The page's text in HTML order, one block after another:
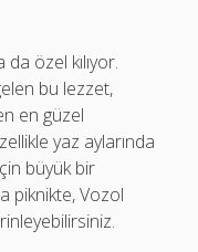
özel kılıyor.
bu lezzet,
en güzel
yaz aylarında
büyük bir
piknikte, Vozol